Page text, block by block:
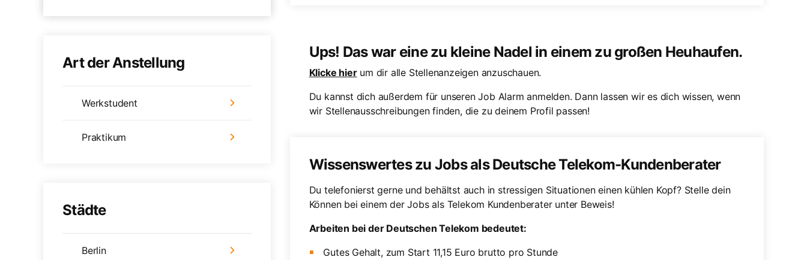
Art der Anstellung
Werkstudent
Praktikum
Städte
Berlin
Ups! Das war eine zu kleine Nadel in einem zu großen Heuhaufen.
Klicke hierum dir alle Stellenanzeigen anzuschauen.
Du kannst dich außerdem für unseren Job Alarm anmelden. Dann lassen wir es dich wissen, wenn
wir Stellenausschreibungen finden, die zu deinem Profil passen!
Wissenswertes zu Jobs als Deutsche Telekom-Kundenberater
Du telefonierst gerne und behältst auch in stressigen Situationen einen kühlen Kopf? Stelle dein
Können bei einem der Jobs als Telekom Kundenberater unter Beweis!
Arbeiten bei der Deutschen Telekom bedeutet:
Gutes Gehalt, zum Start 11,15 Euro brutto pro Stunde